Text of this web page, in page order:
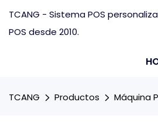
TCANG - Sistema POS
POS desde 2010.
TCANG Productos Máquina